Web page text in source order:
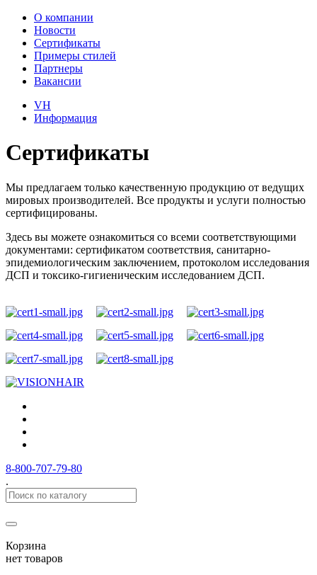
О компании
Новости
Сертификаты
Примеры стилей
Партнеры
Вакансии
VH
Информация
Сертификаты
Мы предлагаем только качественную продукцию от ведущих
мировых производителей. Все продукты и услуги полностью
сертифицированы.
Здесь вы можете ознакомиться со всеми соответствующими
документами: сертификатом соответствия, санитарно-
эпидемиологическим заключением, протоколом исследования
ДСП и токсико-гигиеническим исследованием ДСП.
8-800-707-79-80
.
Корзина
нет товаров